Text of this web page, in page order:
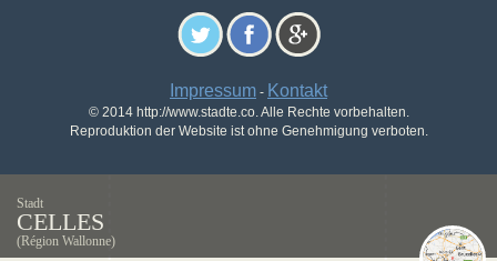
Impressum - Kontakt
© 2014 http://www.stadte.co. Alle Rechte vorbehalten.
Reproduktion der Website ist ohne Genehmigung verboten.
Stadt
CELLES
(Région Wallonne)